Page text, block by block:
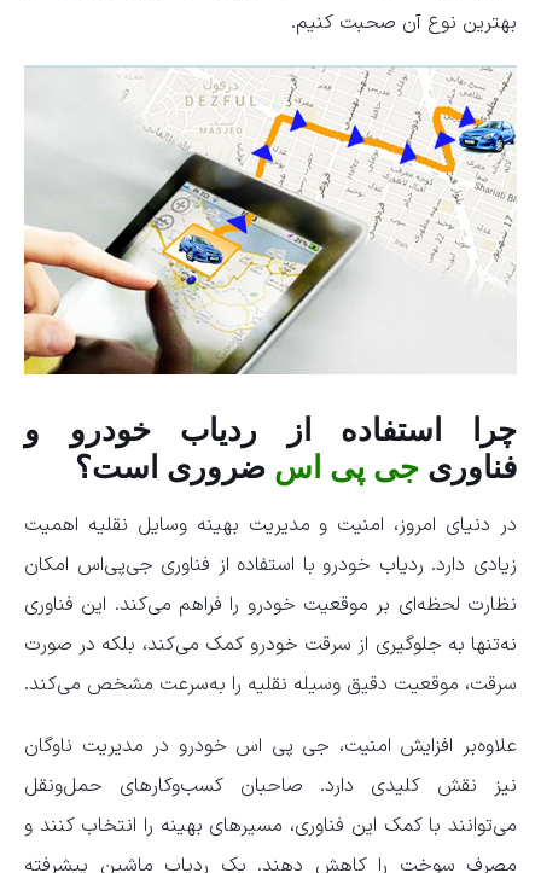
بهترین نوع آن صحبت کنیم.
چرا استفاده از ردیاب خودرو و
فناوری جی‌ پی‌ اس ضروری است؟
در دنیای امروز، امنیت و مدیریت بهینه وسایل نقلیه اهمیت
زیادی دارد. ردیاب خودرو با استفاده از فناوری جی‌پی‌اس امکان
نظارت لحظه‌ای بر موقعیت خودرو را فراهم می‌کند. این فناوری
نه‌تنها به جلوگیری از سرقت خودرو کمک می‌کند، بلکه در صورت
سرقت، موقعیت دقیق وسیله نقلیه را به‌سرعت مشخص می‌کند.
علاوه‌بر افزایش امنیت، جی پی اس خودرو در مدیریت ناوگان
نیز نقش کلیدی دارد. صاحبان کسب‌وکارهای حمل‌ونقل
می‌توانند با کمک این فناوری، مسیرهای بهینه را انتخاب کنند و
مصرف سوخت را کاهش دهند. یک ردیاب ماشین پیشرفته